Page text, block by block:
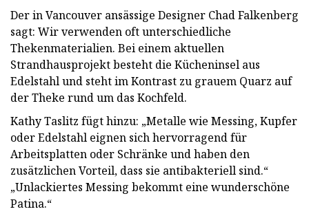
Der in Vancouver ansässige Designer Chad Falkenberg
sagt: Wir verwenden oft unterschiedliche
Thekenmaterialien. Bei einem aktuellen
Strandhausprojekt besteht die Kücheninsel aus
Edelstahl und steht im Kontrast zu grauem Quarz auf
der Theke rund um das Kochfeld.
Kathy Taslitz fügt hinzu: „Metalle wie Messing, Kupfer
oder Edelstahl eignen sich hervorragend für
Arbeitsplatten oder Schränke und haben den
zusätzlichen Vorteil, dass sie antibakteriell sind.“
„Unlackiertes Messing bekommt eine wunderschöne
Patina.“